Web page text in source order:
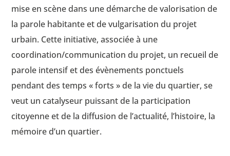
mise en scène dans une démarche de valorisation de
la parole habitante et de vulgarisation du projet
urbain. Cette initiative, associée à une
coordination/communication du projet, un recueil de
parole intensif et des évènements ponctuels
pendant des temps « forts » de la vie du quartier, se
veut un catalyseur puissant de la participation
citoyenne et de la diffusion de l’actualité, l’histoire, la
mémoire d’un quartier.